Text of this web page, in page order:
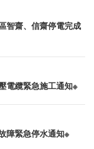
智齋、信齋停電完成
電纜緊急施工通知※
障緊急停水通知※